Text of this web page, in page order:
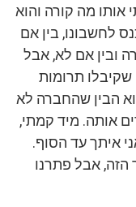
מה קורה והוא
לחשבונו, בין אם
ובין אם לא, אבל
שקיבלו תרומות
הבין שהחברה לא
אותה. מיד קמתי,
איתך עד הסוף.
אבל פתרנו